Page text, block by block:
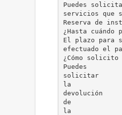
Puedes
servicios que
Reserva de
¿Hasta
El plazo para
efectuado el
¿Cómo
Puedes
solicitar
la
devolución
de
la